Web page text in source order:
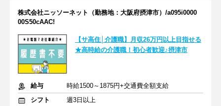
株式会社ニッソーネット（勤務地：大阪府摂津市）/a095i0000
00S50cAAC!
【サ高住│介護職】月収26万円以上目指せる
★高時給の介護職！初心者歓迎♪摂津市
給与
時給1500～1875円+交通費全額支給
シフト
週3日以上